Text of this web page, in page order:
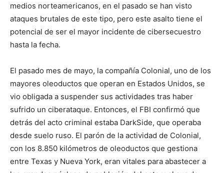
medios norteamericanos, en el pasado se han visto
ataques brutales de este tipo, pero este asalto tiene el
potencial de ser el mayor incidente de cibersecuestro
hasta la fecha.
El pasado mes de mayo, la compañía Colonial, uno de los
mayores oleoductos que operan en Estados Unidos, se
vio obligada a suspender sus actividades tras haber
sufrido un ciberataque. Entonces, el FBI confirmó que
detrás del acto criminal estaba DarkSide, que operaba
desde suelo ruso. El parón de la actividad de Colonial,
con los 8.850 kilómetros de oleoductos que gestiona
entre Texas y Nueva York, eran vitales para abastecer a